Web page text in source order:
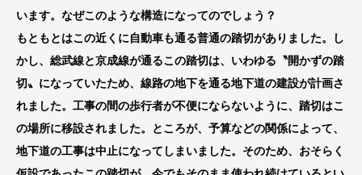
います。なぜこのような構造になってのでしょう？
もともとはこの近くに自動車も通る普通の踏切がありました。し
かし、総武線と京成線が通るこの踏切は、いわゆる〝開かずの踏
切〟になっていたため、線路の地下を通る地下道の建設が計画さ
れました。工事の間の歩行者が不便にならないように、踏切はこ
の場所に移設されました。ところが、予算などの関係によって、
地下道の工事は中止になってしまいました。そのため、おそらく